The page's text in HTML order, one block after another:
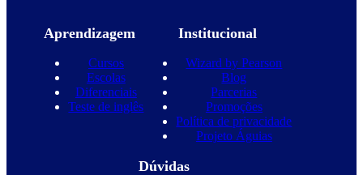
Aprendizagem
Cursos
Escolas
Diferenciais
Teste de inglês
Institucional
Wizard by Pearson
Blog
Parcerias
Promoções
Política de privacidade
Projeto Águias
Dúvidas